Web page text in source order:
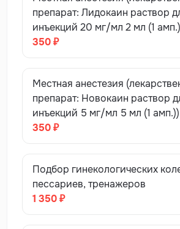
препарат: Лидокаин раствор
инъекций 20 мг/мл 2 мл (1
350 ₽
Местная анестезия
препарат: Новокаин раствор
инъекций 5 мг/мл 5 мл (1 амп.))
350 ₽
Подбор гинекологических
пессариев, тренажеров
1 350 ₽